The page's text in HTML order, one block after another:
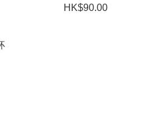
HK$90.00